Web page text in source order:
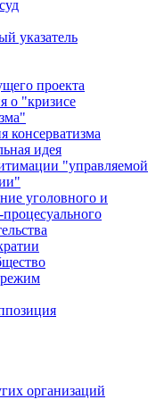
указатель
проекта
о "кризисе
консерватизма
идея
"управляемой
уголовного и
организаций